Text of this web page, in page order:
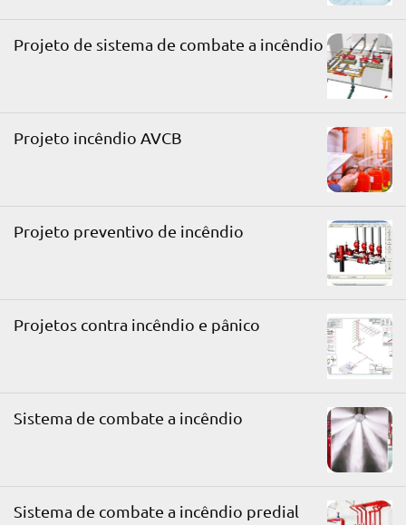
Projeto de sistema de combate a incêndio
Projeto incêndio AVCB
Projeto preventivo de incêndio
Projetos contra incêndio e pânico
Sistema de combate a incêndio
Sistema de combate a incêndio predial